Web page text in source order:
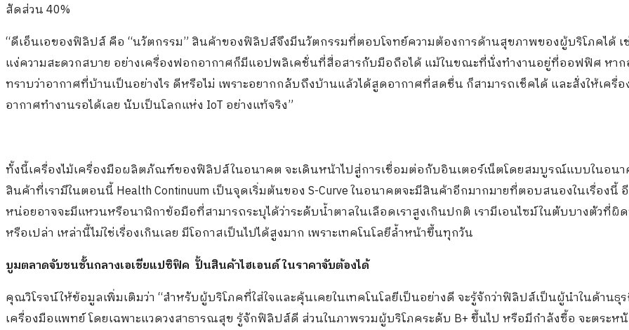
สัดส่วน 40%
“ดีเอ็นเอของฟิลิปส์ คือ “นวัตกรรม” สินค้าของฟิลิปส์จึงมีนวัตกรรมที่ตอบโจทย์ความต้องการด้านสุขภาพของผู้บริโภคได้ เ
แง่ความสะดวกสบาย อย่างเครื่องฟอกอากาศก็มีแอปพลิเคชั่นที่สื่อสารกับมือถือได้ แม้ในขณะที่นั่งทำงานอยู่ที่ออฟฟิศ หาก
ทราบว่าอากาศที่บ้านเป็นอย่างไร ดีหรือไม่ เพราะอยากกลับถึงบ้านแล้วได้สูดอากาศที่สดชื่น ก็สามารถเช็คได้ และสั่งให้เครื่
อากาศทำงานรอได้เลย นับเป็นโลกแห่ง IoT อย่างแท้จริง”
ทั้งนี้เครื่องไม้เครื่องมือผลิตภัณฑ์ของฟิลิปส์ในอนาคต จะเดินหน้าไปสู่การเชื่อมต่อกับอินเตอร์เน็ตโดยสมบูรณ์แบบในอน
สินค้าที่เรามีในตอนนี้ Health Continuum เป็นจุดเริ่มต้นของ S-Curve ในอนาคตจะมีสินค้าอีกมากมายที่ตอบสนองในเรื่องนี้
หน่อยอาจจะมีแหวนหรือนาฬิกาข้อมือที่สามารถระบุได้ว่าระดับน้ำตาลในเลือดเราสูงเกินปกติ เรามีเอนไซม์ในตับบางตัวที่ผิ
หรือเปล่า เหล่านี้ไม่ใช่เรื่องเกินเลย มีโอกาสเป็นไปได้สูงมาก เพราะเทคโนโลยีล้ำหน้าขึ้นทุกวัน
บูมตลาดจับชนชั้นกลางเอเชียแปซิฟิค ปั้นสินค้าไฮเอนด์ ในราคาจับต้องได้
คุณวิโรจน์ให้ข้อมูลเพิ่มเติมว่า “สำหรับผู้บริโภคที่ใส่ใจและคุ้นเคยในเทคโนโลยีเป็นอย่างดี จะรู้จักว่าฟิลิปส์เป็นผู้นำในด้านธุ
เครื่องมือแพทย์ โดยเฉพาะแวดวงสาธารณสุข รู้จักฟิลิปส์ดี ส่วนในภาพรวมผู้บริโภคระดับ B+ ขึ้นไป หรือมีกำลังซื้อ จะตระห